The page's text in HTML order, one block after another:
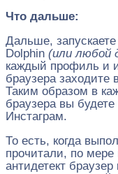
Что дальше:
Дальше,
Dolphin (или любой
каждый профиль и
браузера заходите
Таким образом в
браузера вы будете
Инстаграм.
То есть, когда
прочитали, по мере
антидетект